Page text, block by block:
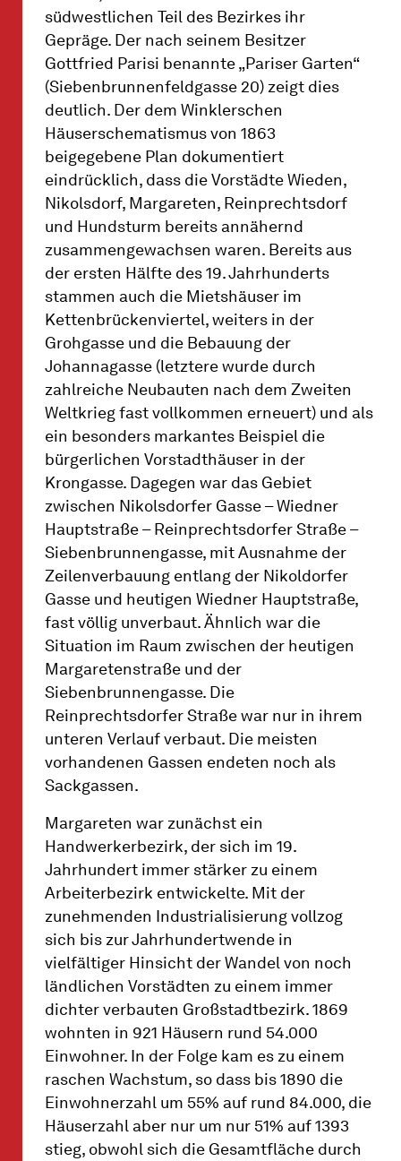
südwestlichen Teil des Bezirkes ihr
Gepräge. Der nach seinem Besitzer
Gottfried Parisi benannte „Pariser Garten“
(Siebenbrunnenfeldgasse 20) zeigt dies
deutlich. Der dem Winklerschen
Häuserschematismus von 1863
beigegebene Plan dokumentiert
eindrücklich, dass die Vorstädte Wieden,
Nikolsdorf, Margareten, Reinprechtsdorf
und Hundsturm bereits annähernd
zusammengewachsen waren. Bereits aus
der ersten Hälfte des 19. Jahrhunderts
stammen auch die Mietshäuser im
Kettenbrückenviertel, weiters in der
Grohgasse und die Bebauung der
Johannagasse (letztere wurde durch
zahlreiche Neubauten nach dem Zweiten
Weltkrieg fast vollkommen erneuert) und als
ein besonders markantes Beispiel die
bürgerlichen Vorstadthäuser in der
Krongasse. Dagegen war das Gebiet
zwischen Nikolsdorfer Gasse – Wiedner
Hauptstraße – Reinprechtsdorfer Straße –
Siebenbrunnengasse, mit Ausnahme der
Zeilenverbauung entlang der Nikoldorfer
Gasse und heutigen Wiedner Hauptstraße,
fast völlig unverbaut. Ähnlich war die
Situation im Raum zwischen der heutigen
Margaretenstraße und der
Siebenbrunnengasse. Die
Reinprechtsdorfer Straße war nur in ihrem
unteren Verlauf verbaut. Die meisten
vorhandenen Gassen endeten noch als
Sackgassen.
Margareten war zunächst ein
Handwerkerbezirk, der sich im 19.
Jahrhundert immer stärker zu einem
Arbeiterbezirk entwickelte. Mit der
zunehmenden Industrialisierung vollzog
sich bis zur Jahrhundertwende in
vielfältiger Hinsicht der Wandel von noch
ländlichen Vorstädten zu einem immer
dichter verbauten Großstadtbezirk. 1869
wohnten in 921 Häusern rund 54.000
Einwohner. In der Folge kam es zu einem
raschen Wachstum, so dass bis 1890 die
Einwohnerzahl um 55% auf rund 84.000, die
Häuserzahl aber nur um nur 51% auf 1393
stieg, obwohl sich die Gesamtfläche durch